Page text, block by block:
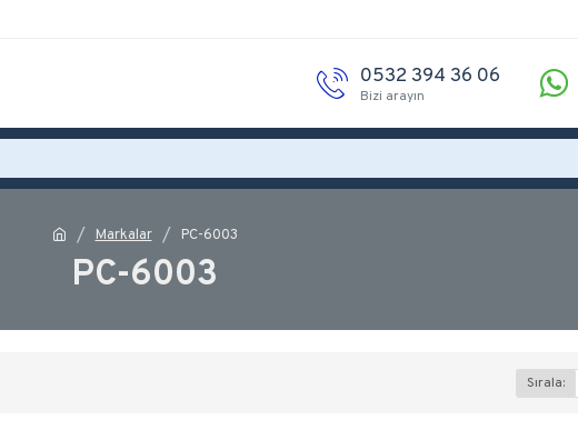
0532 394 36 06
Bizi arayın
Markalar PC-6003
PC-6003
Sırala: